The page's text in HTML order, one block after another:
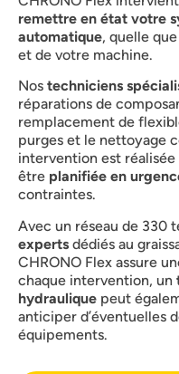
remettre en état votre
automatique, quelle
et de votre machine.
Nos techniciens
réparations de
remplacement de
purges et le nettoyage
intervention est
être planifiée en
contraintes.
Avec un réseau de 330
experts dédiés au
CHRONO Flex assure
chaque intervention, un
hydraulique peut
anticiper d’éventuelles
équipements.